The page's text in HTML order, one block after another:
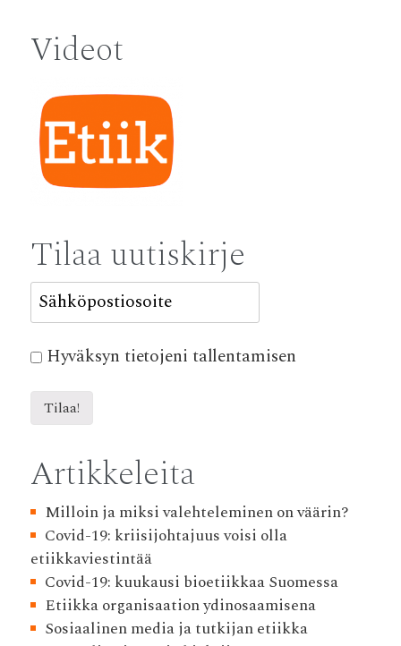
Videot
Tilaa uutiskirje
Hyväksyn tietojeni tallentamisen
Artikkeleita
Milloin ja miksi valehteleminen on väärin?
Covid-19: kriisijohtajuus voisi olla
etiikkaviestintää
Covid-19: kuukausi bioetiikkaa Suomessa
Etiikka organisaation ydinosaamisena
Sosiaalinen media ja tutkijan etiikka